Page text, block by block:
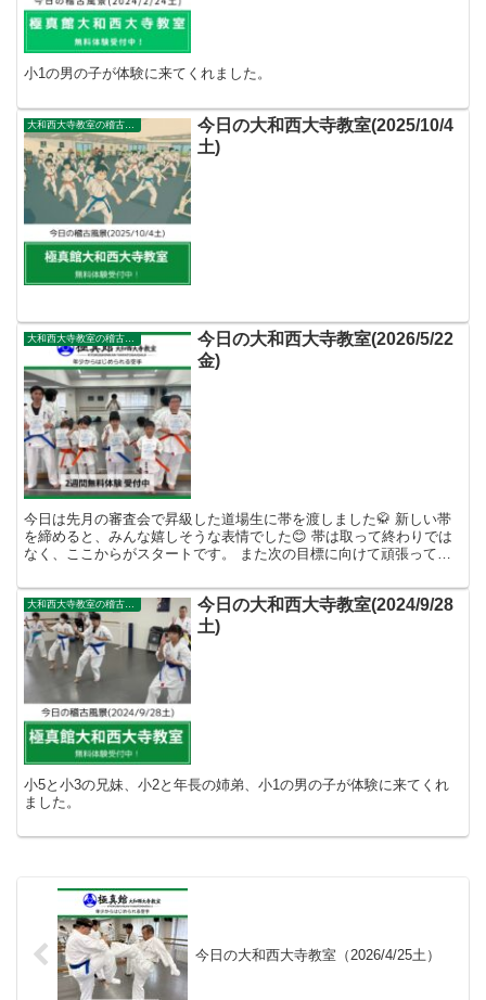
小1の男の子が体験に来てくれました。
大和西大寺教室の稽古風景
今日の大和西大寺教室(2025/10/4
土)
大和西大寺教室の稽古風景
今日の大和西大寺教室(2026/5/22
金)
今日は先月の審査会で昇級した道場生に帯を渡しました🥋 新しい帯
を締めると、みんな嬉しそうな表情でした😊 帯は取って終わりでは
なく、ここからがスタートです。 また次の目標に向けて頑張ってい
大和西大寺教室の稽古風景
今日の大和西大寺教室(2024/9/28
土)
小5と小3の兄妹、小2と年長の姉弟、小1の男の子が体験に来てくれ
ました。
今日の大和西大寺教室（2026/4/25土）